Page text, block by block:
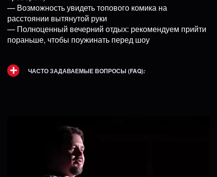
— Возможность увидеть топового комика на
расстоянии вытянутой руки
— Полноценный вечерний отдых: рекомендуем прийти
пораньше, чтобы поужинать перед шоу
ЧАСТО ЗАДАВАЕМЫЕ ВОПРОСЫ (FAQ):